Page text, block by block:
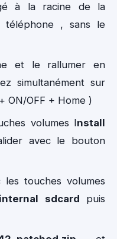
à la racine de la
téléphone , sans le
et le rallumer en
simultanément sur
ON/OFF + Home )
volumes Install
avec le bouton
les touches volumes
sdcard puis